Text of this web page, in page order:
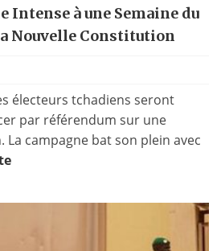
Intense à une Semaine du
Nouvelle Constitution
électeurs tchadiens seront
par référendum sur une
campagne bat son plein avec